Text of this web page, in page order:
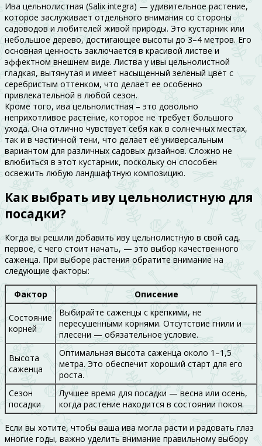
Ива цельнолистная (Salix integra) — удивительное растение,
которое заслуживает отдельного внимания со стороны
садоводов и любителей живой природы. Это кустарник или
небольшое дерево, достигающее высоты до 3–4 метров. Его
основная ценность заключается в красивой листве и
эффектном внешнем виде. Листва у ивы цельнолистной
гладкая, вытянутая и имеет насыщенный зеленый цвет с
серебристым оттенком, что делает ее особенно
привлекательной в любой сезон.
Кроме того, ива цельнолистная – это довольно
неприхотливое растение, которое не требует большого
ухода. Она отлично чувствует себя как в солнечных местах,
так и в частичной тени, что делает её универсальным
вариантом для различных садовых дизайнов. Сложно не
влюбиться в этот кустарник, поскольку он способен
освежить любую ландшафтную композицию.
Как выбрать иву цельнолистную для
посадки?
Когда вы решили добавить иву цельнолистную в свой сад,
первое, с чего стоит начать, — это выбор качественного
саженца. При выборе растения обратите внимание на
следующие факторы:
Фактор Описение
Состояние
корней
Выбирайте саженцы с крепкими, не
пересушенными корнями. Отсутствие гнили и
плесени — обязательное условие.
Высота
саженца
Оптимальная высота саженца около 1–1,5
метра. Это обеспечит хороший старт для его
роста.
Сезон
посадки
Лучшее время для посадки — весна или осень,
когда растение находится в состоянии покоя.
Если вы хотите, чтобы ваша ива могла расти и радовать глаз
многие годы, важно уделить внимание правильному выбору